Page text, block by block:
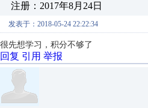
注册：2017年8月24日
发表于：2018-05-24 22:22:34
很先想学习，积分不够了
回复 引用 举报